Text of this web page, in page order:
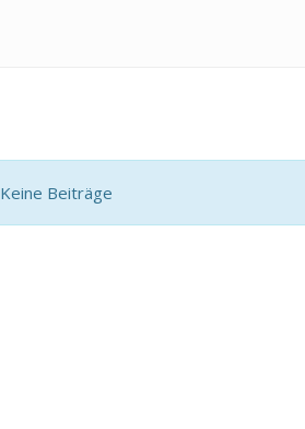
Keine Beiträge